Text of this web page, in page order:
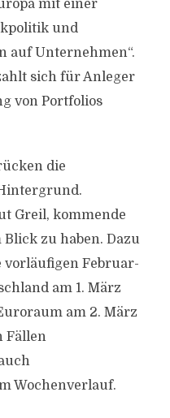
mit einer
und
auf Unternehmen“.
sich für Anleger
von Portfolios
die
Greil, kommende
zu haben. Dazu
vorläufigen Februar-
am 1. März
am 2. März
Fällen
Wochenverlauf.